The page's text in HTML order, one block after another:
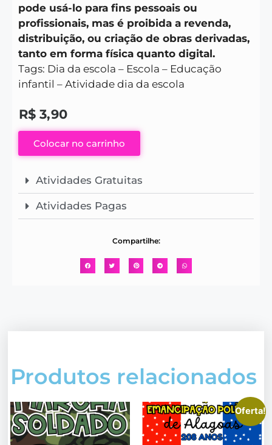
pode usá-lo para fins pessoais ou
profissionais, mas é proibida a revenda,
distribuição, ou criação de obras derivadas,
tanto em forma física quanto digital.
Tags: Dia da escola – Escola – Educação
infantil – Atividade dia da escola
R$ 3,90
Colocar no carrinho
Atividades Gratuitas
Atividades Pagas
Compartilhe:
Produtos relacionados
Oferta!